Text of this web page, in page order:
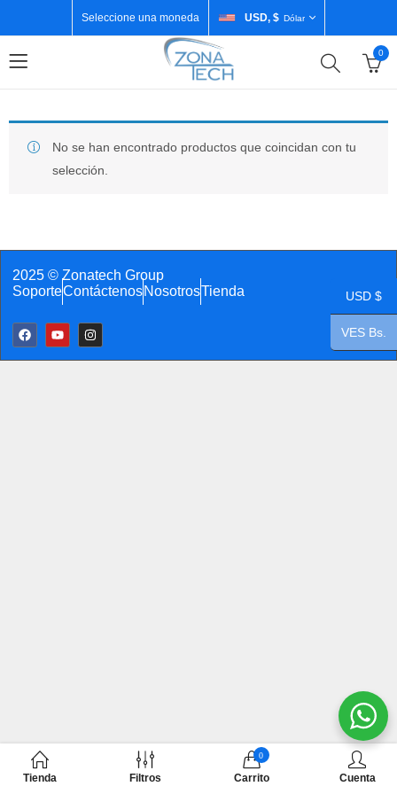
Seleccione una moneda USD, $ Dólar
0
No se han encontrado productos que coincidan con tu
selección.
2025 © Zonatech Group
SoporteContáctenosNosotrosTienda
Tienda Filtros
0
Carrito Cuenta
USD $
VES Bs.